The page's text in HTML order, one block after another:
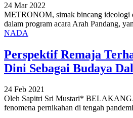
24 Mar 2022
METRONOM, simak bincang ideologi
dalam program acara Arah Pandang,
NADA
Perspektif Remaja
Dini Sebagai Budaya
24 Feb 2021
Oleh Sapitri Sri Mustari*
fenomena pernikahan di tengah